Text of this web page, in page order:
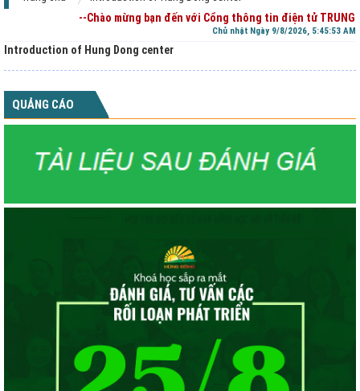
--Chào mừng bạn đến với Cổng thông tin điện tử TRUNG
Chủ nhật Ngày 9/8/2026, 5:45:54 AM
Introduction of Hung Dong center
QUẢNG CÁO